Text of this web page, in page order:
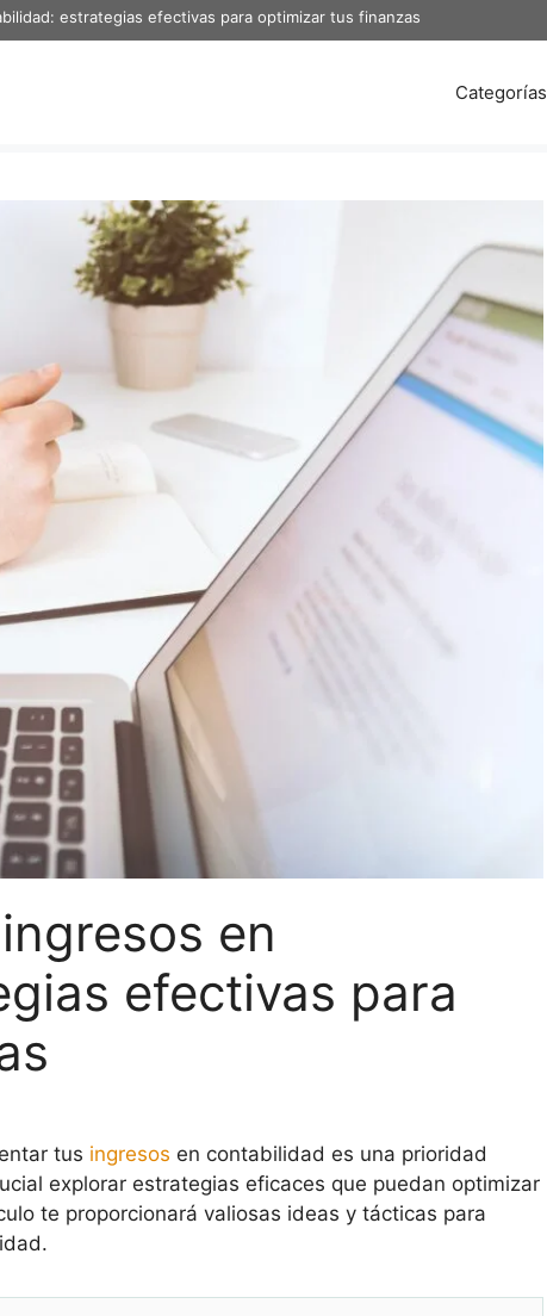
estrategias efectivas para optimizar tus finanzas
Categorías
en
efectivas para
tus ingresos en contabilidad es una prioridad
explorar estrategias eficaces que puedan optimizar
te proporcionará valiosas ideas y tácticas para